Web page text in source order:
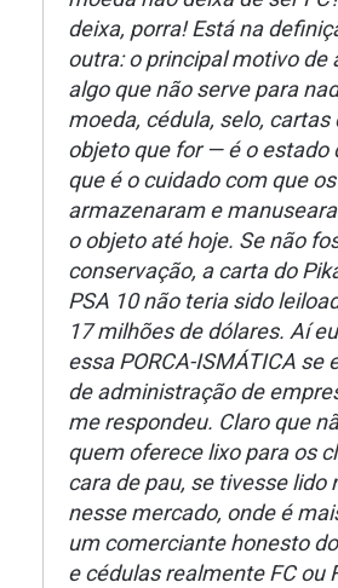
deixa, porra! Está na
outra: o principal motivo de
algo que não serve para
moeda, cédula, selo, cartas
objeto que for — é o estado
que é o cuidado com que
armazenaram e
o objeto até hoje. Se não
conservação, a carta do
PSA 10 não teria sido
17 milhões de dólares. Aí
essa PORCA-ISMÁTICA se
de administração de
me respondeu. Claro que
quem oferece lixo para os
cara de pau, se tivesse lido
nesse mercado, onde é
um comerciante honesto
e cédulas realmente FC ou